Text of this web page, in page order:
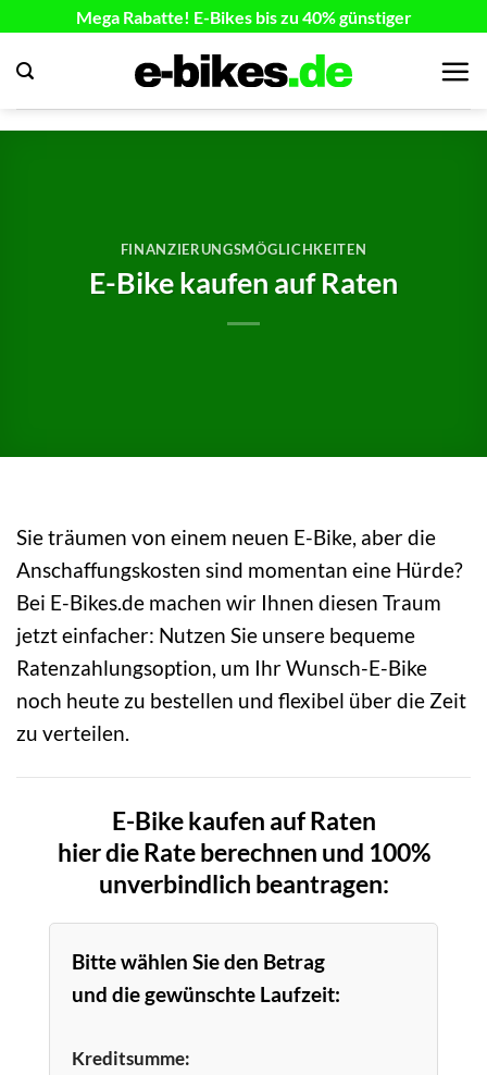
springen
Mega Rabatte! E-Bikes bis zu 40% günstiger
FINANZIERUNGSMÖGLICHKEITEN
E-Bike kaufen auf Raten
Sie träumen von einem neuen E-Bike, aber die
Anschaffungskosten sind momentan eine Hürde?
Bei E-Bikes.de machen wir Ihnen diesen Traum
jetzt einfacher: Nutzen Sie unsere bequeme
Ratenzahlungsoption, um Ihr Wunsch-E-Bike
noch heute zu bestellen und flexibel über die Zeit
zu verteilen.
E-Bike kaufen auf Raten
hier die Rate berechnen und 100%
unverbindlich beantragen:
Bitte wählen Sie den Betrag
und die gewünschte Laufzeit:
Kreditsumme: